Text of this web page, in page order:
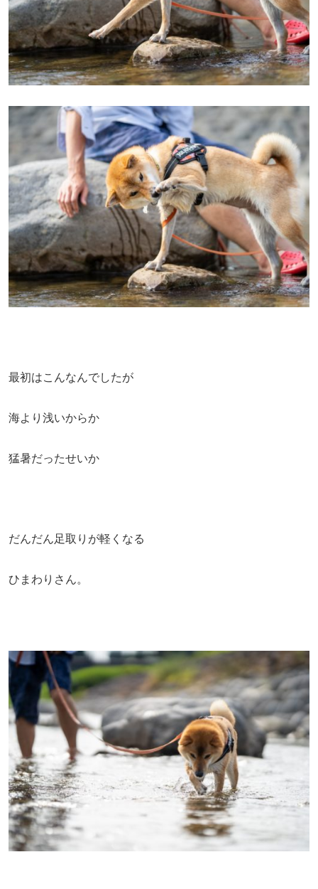
最初はこんなんでしたが
海より浅いからか
猛暑だったせいか
だんだん足取りが軽くなる
ひまわりさん。